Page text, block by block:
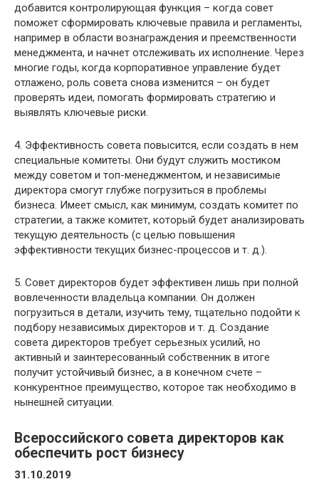
добавится контролирующая функция – когда совет
поможет сформировать ключевые правила и регламенты,
например в области вознаграждения и преемственности
менеджмента, и начнет отслеживать их исполнение. Через
многие годы, когда корпоративное управление будет
отлажено, роль совета снова изменится – он будет
проверять идеи, помогать формировать стратегию и
выявлять ключевые риски.
4. Эффективность совета повысится, если создать в нем
специальные комитеты. Они будут служить мостиком
между советом и топ-менеджментом, и независимые
директора смогут глубже погрузиться в проблемы
бизнеса. Имеет смысл, как минимум, создать комитет по
стратегии, а также комитет, который будет анализировать
текущую деятельность (с целью повышения
эффективности текущих бизнес-процессов и т. д.).
5. Совет директоров будет эффективен лишь при полной
вовлеченности владельца компании. Он должен
погрузиться в детали, изучить тему, тщательно подойти к
подбору независимых директоров и т. д. Создание
совета директоров требует серьезных усилий, но
активный и заинтересованный собственник в итоге
получит устойчивый бизнес, а в конечном счете –
конкурентное преимущество, которое так необходимо в
нынешней ситуации.
Всероссийского совета директоров как
обеспечить рост бизнесу
31.10.2019